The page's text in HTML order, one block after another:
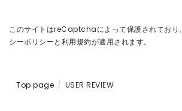
このサイトはreCaptchaによって保護されており、
シーポリシーと 利用規約が適用されます。
Top page USER REVIEW